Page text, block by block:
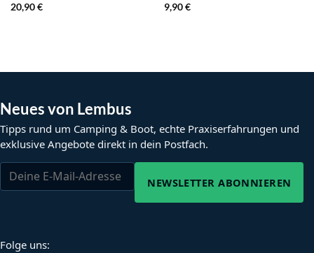
20,90€ 9,90€
Neues von Lembus
Tipps rund um Camping & Boot, echte Praxiserfahrungen und
exklusive Angebote direkt in dein Postfach.
NEWSLETTER ABONNIEREN
Folge uns: